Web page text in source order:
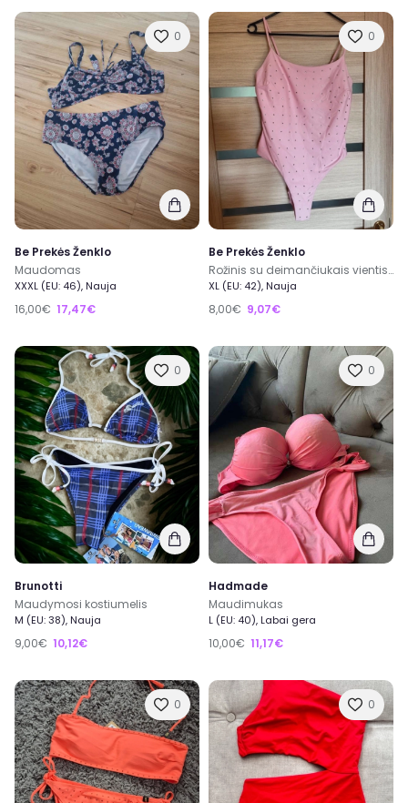
0
Be Prekės Ženklo
Maudomas
XXXL (EU: 46), Nauja
16,00€ 17,47€
0
Be Prekės Ženklo
Rožinis su deimančiukais vientisas maudymukas
XL (EU: 42), Nauja
8,00€ 9,07€
0
Brunotti
Maudymosi kostiumelis
M (EU: 38), Nauja
9,00€ 10,12€
0
Hadmade
Maudimukas
L (EU: 40), Labai gera
10,00€ 11,17€
0 0